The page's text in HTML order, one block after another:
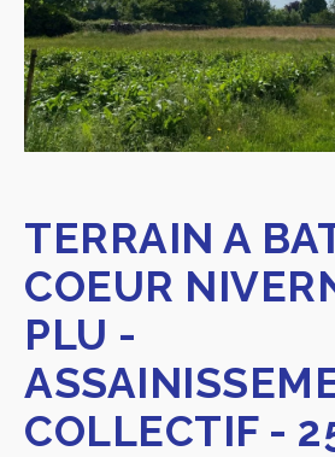
TERRAIN A
COEUR
PLU -
COLLECTIF -